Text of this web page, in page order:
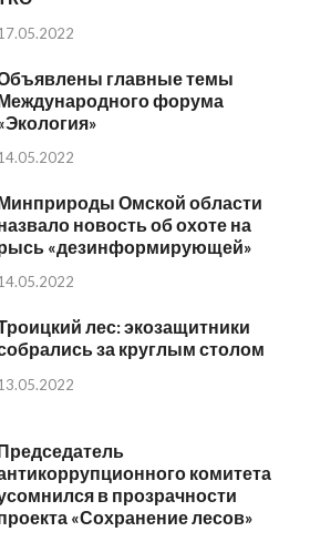
главные темы
форума
Омской области
новость об охоте на
«дезинформирующей»
лес: экозащитники
за круглым столом
комитета
в прозрачности
«Сохранение лесов»